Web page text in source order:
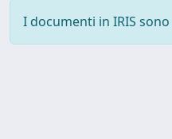
I documenti in IRIS